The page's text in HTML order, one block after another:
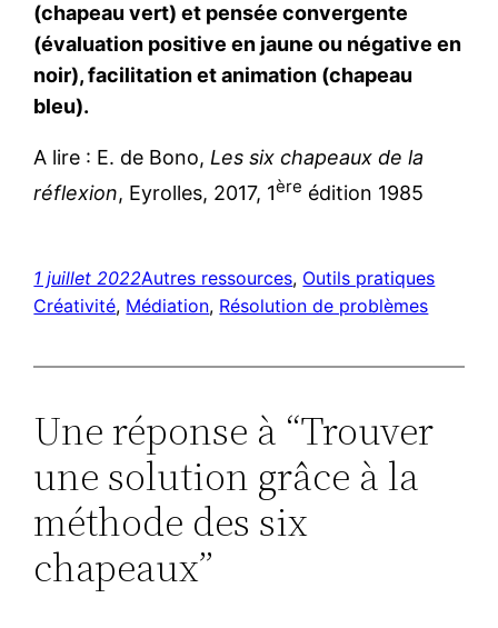
(chapeau vert) et pensée convergente
(évaluation positive en jaune ou négative en
noir), facilitation et animation (chapeau
bleu).
A lire : E. de Bono, Les six chapeaux de la
réflexion, Eyrolles, 2017, 1ère édition 1985
1 juillet 2022Autres ressources, Outils pratiques
Créativité, Médiation, Résolution de problèmes
Une réponse à “Trouver
une solution grâce à la
méthode des six
chapeaux”